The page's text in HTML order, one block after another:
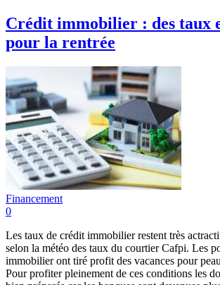
Crédit immobilier : des taux
pour la rentrée
Financement
0
Les taux de crédit immobilier restent très
selon la météo des taux du courtier Cafpi. Les
immobilier ont tiré profit des vacances pour
Pour profiter pleinement de ces conditions les